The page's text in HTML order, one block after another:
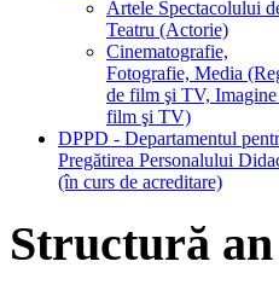
Artele Spectacolului
Teatru (Actorie)
Cinematografie,
Fotografie, Media
de film şi TV, Imagine
film şi TV)
DPPD - Departamentul
Pregătirea Personalului
(în curs de acreditare)
Structură an